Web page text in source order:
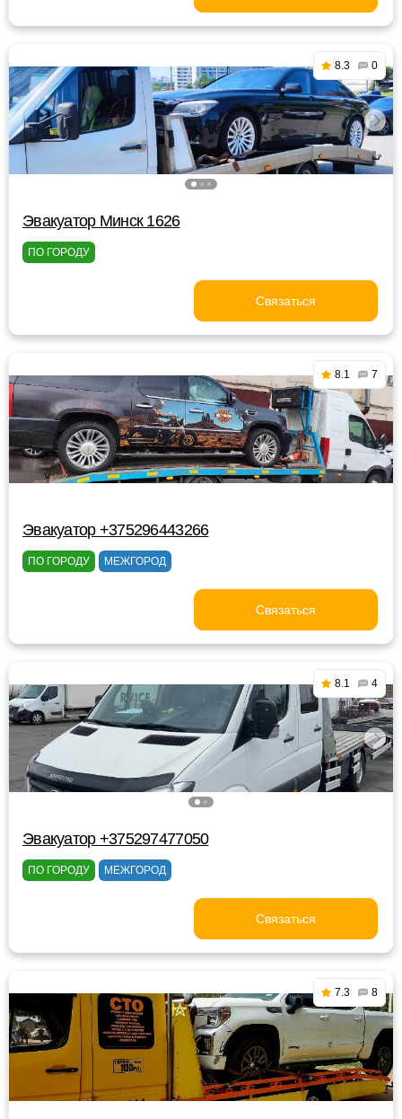
8.3 0
Эвакуатор Минск 1626
ПО ГОРОДУ
Связаться
8.1 7
Эвакуатор +375296443266
ПО ГОРОДУ МЕЖГОРОД
Связаться
8.1 4
Эвакуатор +375297477050
ПО ГОРОДУ МЕЖГОРОД
Связаться
7.3 8